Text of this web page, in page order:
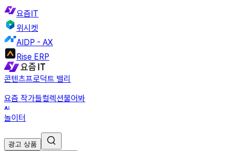
요즘IT
위시켓
AIDP - AX
Rise ERP
콘텐츠프로덕트 밸리
요즘 작가들컬렉션물어봐
놀이터
광고 상품